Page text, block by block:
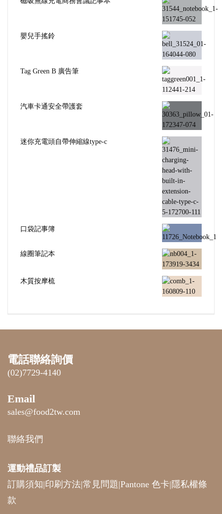
嬰兒手搖鈴
Tag Green B 廣告筆
汽車卡通安全帶護套
迷你充電頭自帶伸縮線type-c
口袋記事簿
線圈筆記本
木質按摩梳
電話聯絡詢價
(02)7729-4140
Email
sales@food2tw.com
聯絡我們
運動禮品訂製
訂購須知|印刷方法|常見問題|Pantone 色卡| 隱私權條
款